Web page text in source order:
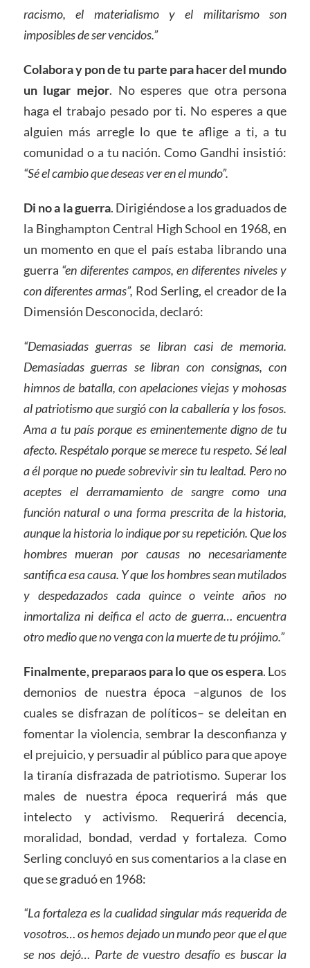
racismo, el materialismo y el militarismo son
imposibles de ser vencidos.”
Colabora y pon de tu parte para hacer del mundo
un lugar mejor. No esperes que otra persona
haga el trabajo pesado por ti. No esperes a que
alguien más arregle lo que te aflige a ti, a tu
comunidad o a tu nación. Como Gandhi insistió:
“Sé el cambio que deseas ver en el mundo”.
Di no a la guerra. Dirigiéndose a los graduados de
la Binghampton Central High School en 1968, en
un momento en que el país estaba librando una
guerra “en diferentes campos, en diferentes niveles y
con diferentes armas”, Rod Serling, el creador de la
Dimensión Desconocida, declaró:
“Demasiadas guerras se libran casi de memoria.
Demasiadas guerras se libran con consignas, con
himnos de batalla, con apelaciones viejas y mohosas
al patriotismo que surgió con la caballería y los fosos.
Ama a tu país porque es eminentemente digno de tu
afecto. Respétalo porque se merece tu respeto. Sé leal
a él porque no puede sobrevivir sin tu lealtad. Pero no
aceptes el derramamiento de sangre como una
función natural o una forma prescrita de la historia,
aunque la historia lo indique por su repetición. Que los
hombres mueran por causas no necesariamente
santifica esa causa. Y que los hombres sean mutilados
y despedazados cada quince o veinte años no
inmortaliza ni deifica el acto de guerra… encuentra
otro medio que no venga con la muerte de tu prójimo.”
Finalmente, preparaos para lo que os espera. Los
demonios de nuestra época –algunos de los
cuales se disfrazan de políticos– se deleitan en
fomentar la violencia, sembrar la desconfianza y
el prejuicio, y persuadir al público para que apoye
la tiranía disfrazada de patriotismo. Superar los
males de nuestra época requerirá más que
intelecto y activismo. Requerirá decencia,
moralidad, bondad, verdad y fortaleza. Como
Serling concluyó en sus comentarios a la clase en
que se graduó en 1968:
“La fortaleza es la cualidad singular más requerida de
vosotros… os hemos dejado un mundo peor que el que
se nos dejó… Parte de vuestro desafío es buscar la